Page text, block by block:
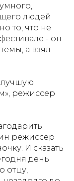
людей
то, что не
- он
а взял
режиссер
режиссер
И сказать
день
отцу,